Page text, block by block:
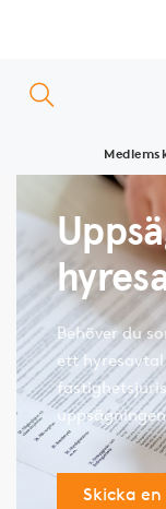
Behöver du
ett
Skicka